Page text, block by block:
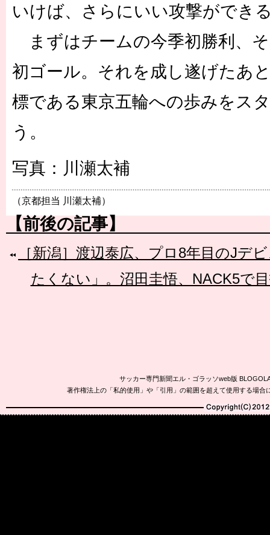
いけば、さらにいい攻撃ができ
まずはチームの今季初勝利、
初ゴール。それを成し遂げたあ
標である東京五輪への歩みをス
う。
写真：川瀬太補
（京都担当 川瀬太補）
【前後の記事】
［新潟］渡辺泰広、プロ8年目のJデ
たくない」。沼田圭悟、NACK5で
サッカー専門新聞エル・ゴラッソweb版
著作権法上の「私的使用」や「引用」の範囲を超えて使用する場
Copyright(C)2010-